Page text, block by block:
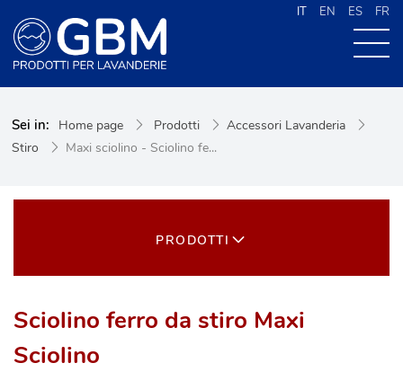
IT EN ES FR
PRODOTTI
CONTATTI
Sei in: Home page Prodotti
Accessori Lavanderia
Stiro
Maxi sciolino - Sciolino fe...
PRODOTTI
Sciolino ferro da stiro Maxi
Sciolino